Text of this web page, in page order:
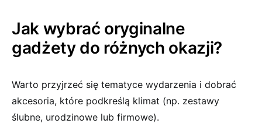
Jak wybrać oryginalne
gadżety do różnych okazji?
Warto przyjrzeć się tematyce wydarzenia i dobrać
akcesoria, które podkreślą klimat (np. zestawy
ślubne, urodzinowe lub firmowe).